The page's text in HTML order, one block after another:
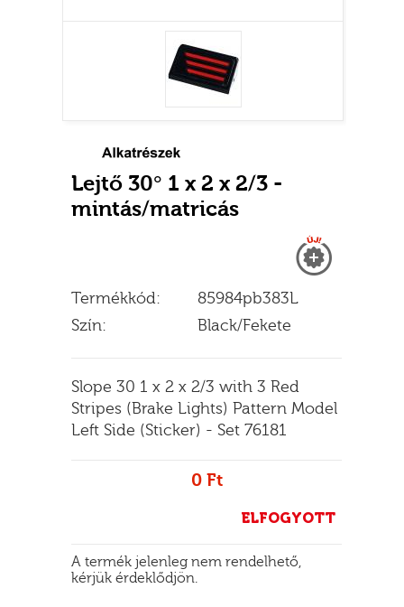
Lejtő 30° 1 x 2 x 2/3 -
mintás/matricás
Termékkód:
85984pb383L
Szín:
Black/Fekete
Slope 30 1 x 2 x 2/3 with 3 Red
Stripes (Brake Lights) Pattern Model
Left Side (Sticker) - Set 76181
0 Ft
ELFOGYOTT
A termék jelenleg nem rendelhető,
kérjük érdeklődjön.